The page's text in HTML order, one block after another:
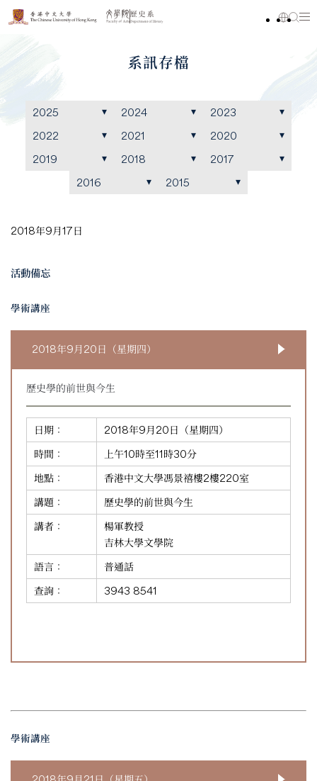
系訊存檔
2025 2024
2023
2022
2021
2020
2019
2018
2017
2016
2015
2018年9月17日
活動備忘
學術講座
2018年9月20日（星期四）
歷史學的前世與今生
日期：
2018年9月20日（星期四）
時間：
上午10時至11時30分
地點：
香港中文大學馮景禧樓2樓220室
講題：
歷史學的前世與今生
講者：
楊軍教授
吉林大學文學院
語言：
普通話
查詢：
3943 8541
學術講座